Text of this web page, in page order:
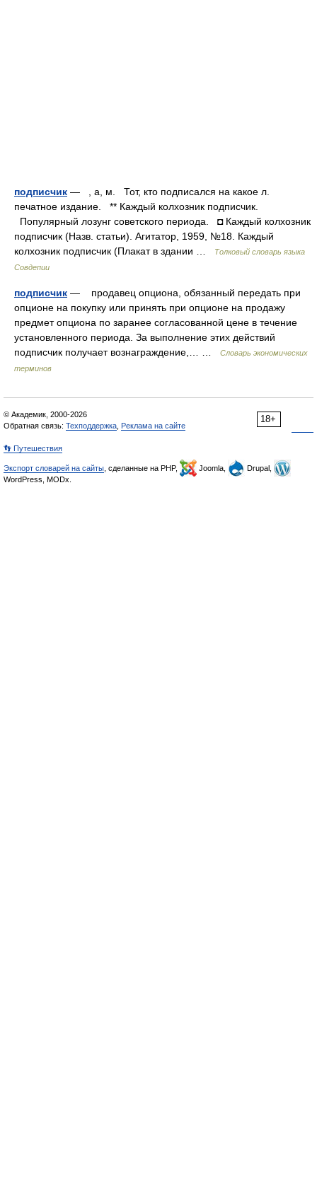
подписчик — , а, м. Тот, кто подписался на какое л.
печатное издание. ** Каждый колхозник подписчик.
Популярный лозунг советского периода. ◘ Каждый колхозник
подписчик (Назв. статьи). Агитатор, 1959, №18. Каждый
колхозник подписчик (Плакат в здании …
Толковый словарь языка
Совдепии
подписчик — продавец опциона, обязанный передать при
опционе на покупку или принять при опционе на продажу
предмет опциона по заранее согласованной цене в течение
установленного периода. За выполнение этих действий
подписчик получает вознаграждение,… …
Словарь экономических
терминов
18+
© Академик, 2000-2026
Обратная связь: Техподдержка Реклама на сайте
👣 Путешествия
Экспорт словарей на сайты , сделанные на PHP, Joomla,
Drupal,
WordPress, MODx.